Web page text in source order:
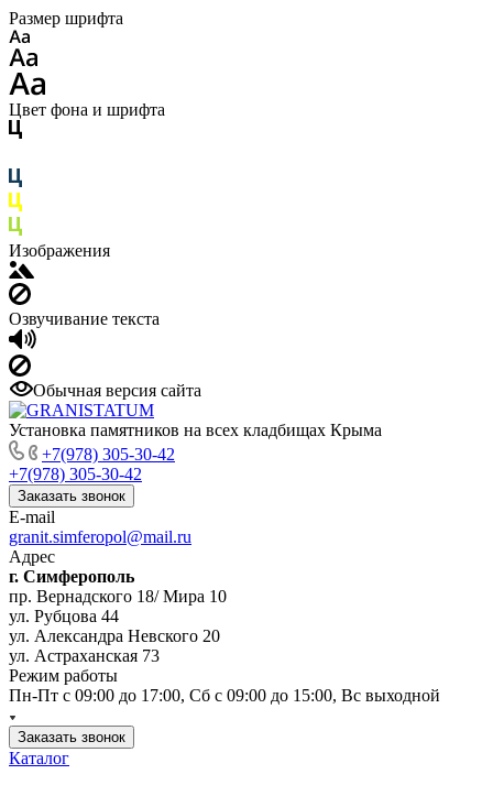
Размер шрифта
Цвет фона и шрифта
Изображения
Озвучивание текста
Обычная версия сайта
Установка памятников на всех кладбищах Крыма
+7(978) 305-30-42
+7(978) 305-30-42
Заказать звонок
E-mail
granit.simferopol@mail.ru
Адрес
г. Симферополь
пр. Вернадского 18/ Мира 10
ул. Рубцова 44
ул. Александра Невского 20
ул. Астраханская 73
Режим работы
Пн-Пт с 09:00 до 17:00, Сб с 09:00 до 15:00, Вс выходной
Заказать звонок
Каталог